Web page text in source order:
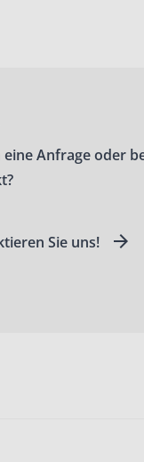
eine Anfrage oder
Sie uns!